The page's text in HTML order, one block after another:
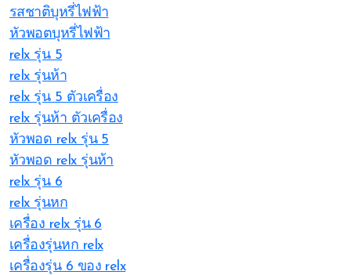
รสชาติบุหรี่ไฟฟ้า
หัวพอตบุหรี่ไฟฟ้า
relx รุ่น 5
relx รุ่นห้า
relx รุ่น 5 ตัวเครื่อง
relx รุ่นห้า ตัวเครื่อง
หัวพอด relx รุ่น 5
หัวพอด relx รุ่นห้า
relx รุ่น 6
relx รุ่นหก
เครื่อง relx รุ่น 6
เครื่องรุ่นหก relx
เครื่องรุ่น 6 ของ relx